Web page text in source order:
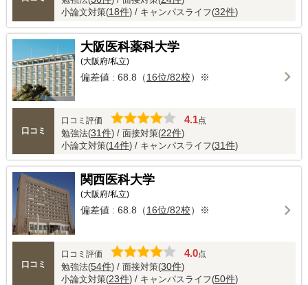
小論文対策(18件) / キャンパスライフ(32件)
大阪医科薬科大学
(大阪府/私立)
偏差値 : 68.8（16位/82校）※
口コミ
口コミ評価 4.1点
勉強法(31件) / 面接対策(22件)
小論文対策(14件) / キャンパスライフ(31件)
関西医科大学
(大阪府/私立)
偏差値 : 68.8（16位/82校）※
口コミ
口コミ評価 4.0点
勉強法(54件) / 面接対策(30件)
小論文対策(23件) / キャンパスライフ(50件)